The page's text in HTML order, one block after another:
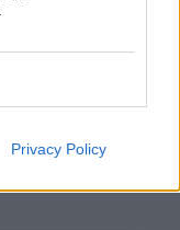
Privacy Policy
lui NON deve